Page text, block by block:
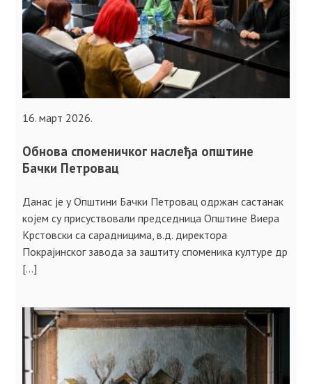
16. март 2026.
Обнова споменичког наслеђа општине
Бачки Петровац
Данас је у Општини Бачки Петровац одржан састанак
којем су присуствовали председница Општине Виера
Крстовски са сарадницима, в.д. директора
Покрајинског завода за заштиту споменика културе др
[…]